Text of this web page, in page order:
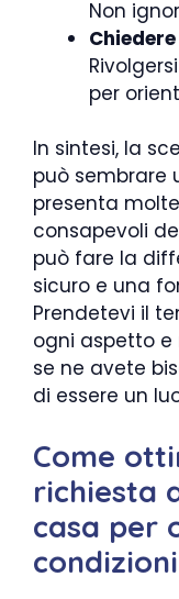
Non
per
In sintesi, la
può sembrare
presenta
consapevoli
può fare la
sicuro e una
Prendetevi il
ogni aspetto
se ne avete
di essere un
Come
richiesta
casa per
condizioni